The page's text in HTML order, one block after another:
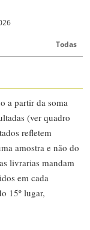
Todas
a partir da soma
(ver quadro
refletem
amostra e não do
livrarias mandam
em cada
15º lugar,